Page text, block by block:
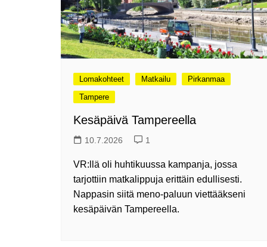
Somero, kesäkaupunki?
Hyvää Syntymäpäivää 475-
vuotias Helsinki!
Suomen ensimmäinen
palkintogaala
Maailma kylässä -
festivaalissa
Venekansan ehkä odotetuin
tapahtuma on alkanut
erämessut
Caravan 2025 Helsingin
messukeskuksessa
Ajatuksia Matka 2025
Lomakohteet Matkailu
Pirkanmaa
Tampere
Kesäpäivä Tampereella
10.7.2026 1
VR:llä oli huhtikuussa kampanja, jossa
tarjottiin matkalippuja erittäin edullisesti.
Nappasin siitä meno-paluun viettääkseni
kesäpäivän Tampereella.